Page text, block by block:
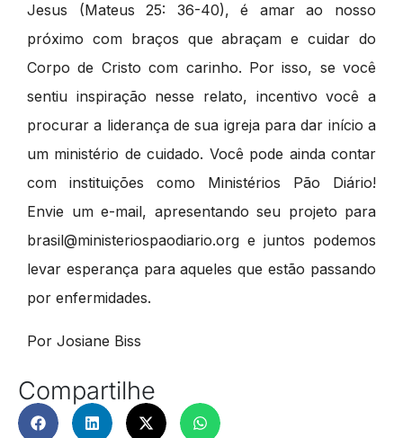
Jesus (Mateus 25: 36-40), é amar ao nosso
próximo com braços que abraçam e cuidar do
Corpo de Cristo com carinho. Por isso, se você
sentiu inspiração nesse relato, incentivo você a
procurar a liderança de sua igreja para dar início a
um ministério de cuidado. Você pode ainda contar
com instituições como Ministérios Pão Diário!
Envie um e-mail, apresentando seu projeto para
brasil@ministeriospaodiario.org e juntos podemos
levar esperança para aqueles que estão passando
por enfermidades.
Por Josiane Biss
Compartilhe